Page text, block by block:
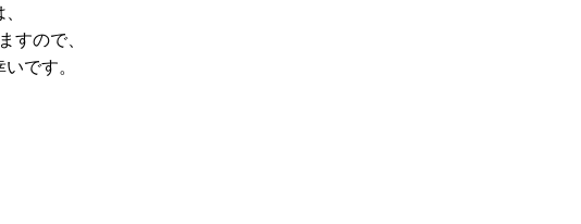
すので、
です。